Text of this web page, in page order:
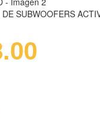
DE SUBWOOFERS